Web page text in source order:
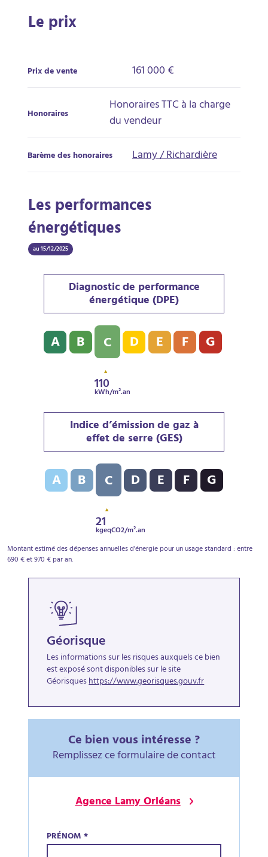
Le prix
Prix de vente 161 000 €
Honoraires Honoraires TTC à la charge
du vendeur
Barème des honoraires Lamy / Richardière
Les performances
énergétiques
au 15/12/2025
Diagnostic de performance
énergétique (DPE)
Diagnostic de performance énergétique (DPE) : C -
A B C
110
kWh/m².an
D E F G
Indice d’émission de gaz à
effet de serre (GES)
Indice d’émission de gaz à effet de serre (GES) : C - 21
A B C
21
kgeqCO2/m².an
D E F G
Montant estimé des dépenses annuelles d'énergie pour un usage standard : entre
690 € et 970 € par an.
Géorisque
Les informations sur les risques auxquels ce bien
est exposé sont disponibles sur le site
Géorisqueshttps://www.georisques.gouv.fr
Ce bien vous intéresse ?
Remplissez ce formulaire de contact
Agence Lamy Orléans
PRÉNOM*